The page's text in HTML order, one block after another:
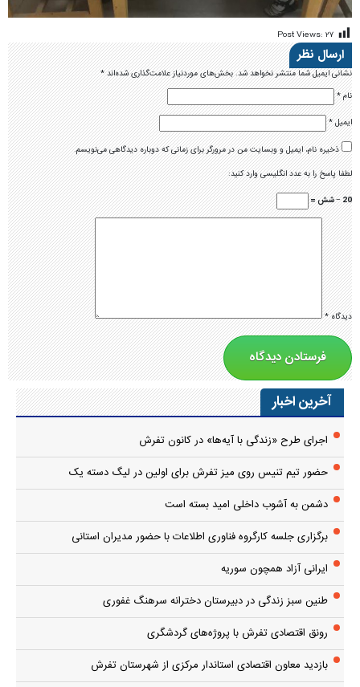
Post Views: ۲۷
ارسال نظر
نشانی ایمیل شما منتشر نخواهد شد.بخش‌های موردنیاز علامت‌گذاری شده‌اند*
نام*
ایمیل*
ذخیره نام، ایمیل و وبسایت من در مرورگر برای زمانی که دوباره دیدگاهی می‌نویسم.
لطفا پاسخ را به عدد انگلیسی وارد کنید:
20 − شش =
دیدگاه*
آخرین اخبار
اجرای طرح «زندگی با آیه‌ها» در کانون تفرش
حضور تیم تنیس روی میز تفرش برای اولین در لیگ دسته یک
دشمن به آشوب داخلی امید بسته است
برگزاری جلسه کارگروه فناوری اطلاعات با حضور مدیران استانی
ایرانی آزاد همچون سوریه
طنین سبز زندگی در دبیرستان دخترانه سرهنگ غفوری
رونق اقتصادی تفرش با پروژه‌های گردشگری
بازدید معاون اقتصادی استاندار مرکزی از شهرستان تفرش